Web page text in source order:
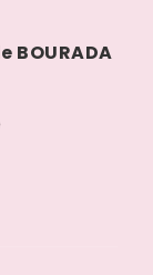
BOURADA